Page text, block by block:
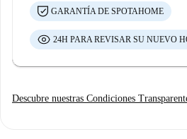
GARANTÍA DE SPOTAHOME
24H PARA REVISAR SU NUEVO
Descubre nuestras Condiciones